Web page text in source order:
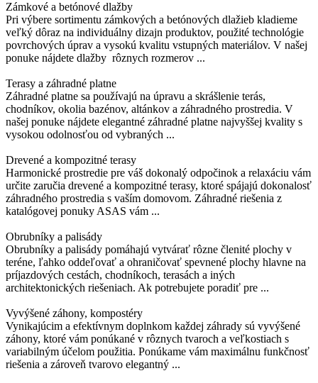
Zámkové a betónové dlažby
Pri výbere sortimentu zámkových a betónových dlažieb kladieme
veľký dôraz na individuálny dizajn produktov, použité technológie
povrchových úprav a vysokú kvalitu vstupných materiálov. V našej
ponuke nájdete dlažby rôznych rozmerov ...
Terasy a záhradné platne
Záhradné platne sa používajú na úpravu a skrášlenie terás,
chodníkov, okolia bazénov, altánkov a záhradného prostredia. V
našej ponuke nájdete elegantné záhradné platne najvyššej kvality s
vysokou odolnosťou od vybraných ...
Drevené a kompozitné terasy
Harmonické prostredie pre váš dokonalý odpočinok a relaxáciu vám
určite zaručia drevené a kompozitné terasy, ktoré spájajú dokonalosť
záhradného prostredia s vaším domovom. Záhradné riešenia z
katalógovej ponuky ASAS vám ...
Obrubníky a palisády
Obrubníky a palisády pomáhajú vytvárať rôzne členité plochy v
teréne, ľahko oddeľovať a ohraničovať spevnené plochy hlavne na
príjazdových cestách, chodníkoch, terasách a iných
architektonických riešeniach. Ak potrebujete poradiť pre ...
Vyvýšené záhony, kompostéry
Vynikajúcim a efektívnym doplnkom každej záhrady sú vyvýšené
záhony, ktoré vám ponúkané v rôznych tvaroch a veľkostiach s
variabilným účelom použitia. Ponúkame vám maximálnu funkčnosť
riešenia a zároveň tvarovo elegantný ...